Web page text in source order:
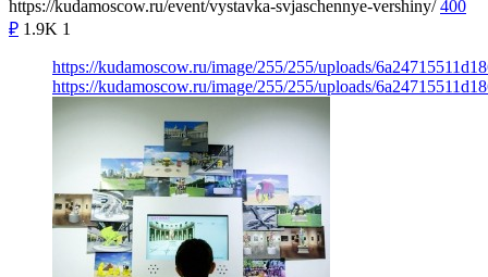
https://kudamoscow.ru/event/vystavka-svjaschennye-vershiny/ 400
₽ 1.9K 1
https://kudamoscow.ru/image/255/255/uploads/
https://kudamoscow.ru/image/255/255/uploads/